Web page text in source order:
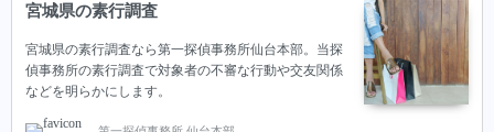
宮城県の素行調査
宮城県の素行調査なら第一探偵事務所仙台本部。当探
偵事務所の素行調査で対象者の不審な行動や交友関係
などを明らかにします。